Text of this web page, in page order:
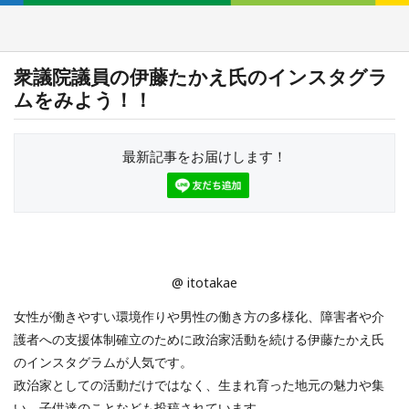
衆議院議員の伊藤たかえ氏のインスタグラ
ムをみよう！！
最新記事をお届けします！
@ itotakae
女性が働きやすい環境作りや男性の働き方の多様化、障害者や介
護者への支援体制確立のために政治家活動を続ける伊藤たかえ氏
のインスタグラムが人気です。
政治家としての活動だけではなく、生まれ育った地元の魅力や集